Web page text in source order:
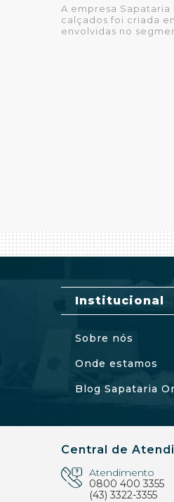
A empresa Sapataria
calçados foi criada
envolvidas no
Institucional
Sobre nós
Onde estamos
Blog Sapataria
Central de
Atendimento
0800 400 3355
(43) 3322-3355